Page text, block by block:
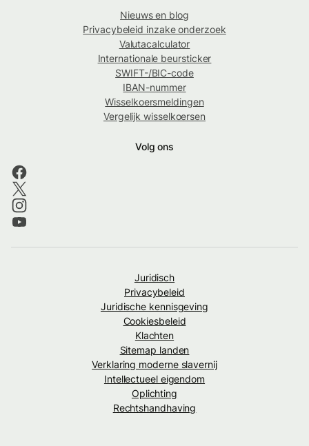
Nieuws en blog
Privacybeleid inzake onderzoek
Valutacalculator
Internationale beursticker
SWIFT-/BIC-code
IBAN-nummer
Wisselkoersmeldingen
Vergelijk wisselkoersen
Volg ons
Juridisch
Privacybeleid
Juridische kennisgeving
Cookiesbeleid
Klachten
Sitemap landen
Verklaring moderne slavernij
Intellectueel eigendom
Oplichting
Rechtshandhaving